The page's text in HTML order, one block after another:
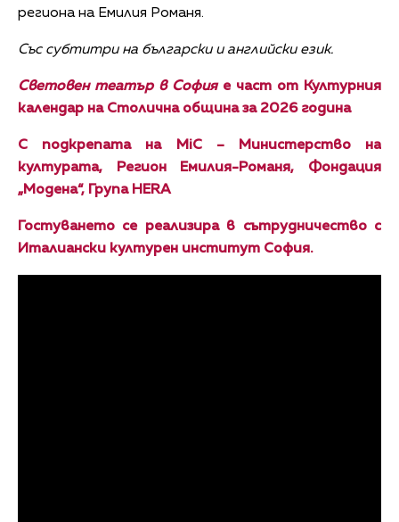
региона на Емилия Романя.
Със субтитри на български и английски език.
Световен театър в Софияе част от Културния
календар на Столична община за 2026 година
С подкрепата на MiC – Министерство на
културата, Регион Емилия-Романя, Фондация
„Модена“, Група HERA
Гостуването се реализира в сътрудничество с
Италиански културен институт София.